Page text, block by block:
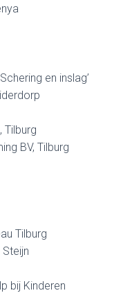
en inslag’
Tilburg
BV, Tilburg
Tilburg
bij Kinderen